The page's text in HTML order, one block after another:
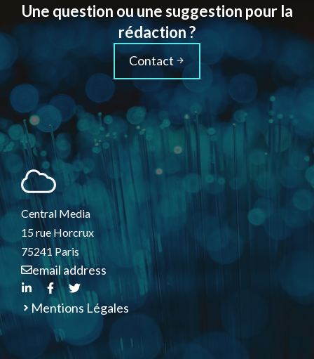
Une question ou une suggestion pour la
rédaction ?
Contact
Central Media
15 rue Horcrux
75241 Paris
email address
Mentions Légales